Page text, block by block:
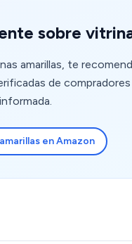
sobre
amarillas, te
de
en Amazon